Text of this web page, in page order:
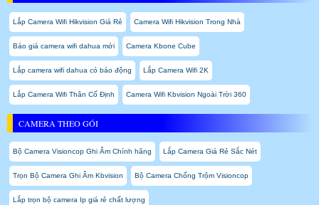
Lắp Camera Wifi Hikvision Giá Rẻ Camera Wifi Hikvision Trong Nhà
Báo giá camera wifi dahua mới Camera Kbone Cube
Lắp camera wifi dahua có báo động Lắp Camera Wifi 2K
Lắp Camera Wifi Thân Cố Định Camera Wifi Kbvision Ngoài Trời 360
CAMERA THEO GÓI
Bộ Camera Visioncop Ghi Âm Chính hãng Lắp Camera Giá Rẻ Sắc Nét
Trọn Bộ Camera Ghi Âm Kbvision Bộ Camera Chống Trộm Visioncop
Lắp trọn bộ camera Ip giá rẻ chất lượng